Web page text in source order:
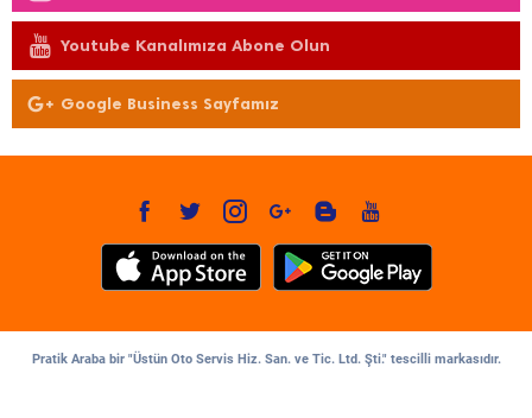
Youtube Kanalımıza Abone Olun
Google Business Sayfamız
Pratik Araba bir "Üstün Oto Servis Hiz. San. ve Tic. Ltd. Şti." tescilli markasıdır.